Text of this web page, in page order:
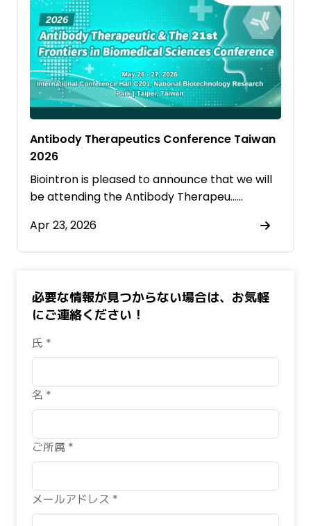
Antibody Therapeutics Conference Taiwan
2026
Biointron is pleased to announce that we will
be attending the Antibody Therapeu……
Apr 23, 2026
必要な情報が見つからない場合は、お気軽
にご連絡ください！
氏 *
名 *
ご所属 *
メールアドレス *